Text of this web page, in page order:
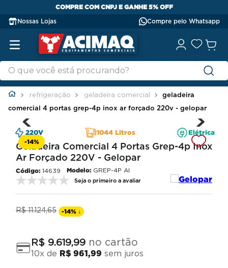
COMPRE COM CNPJ E GANHE 5% OFF
Nossas Lojas Compre pelo Whatsapp
refrigeração geladeira comercial
geladeira
comercial 4 portas grep-4p inox ar forçado 220v - gelopar
220V 1044 Litros Elétrica
-14%
Geladeira Comercial 4 Portas Grep-4p Inox
Ar Forçado 220V - Gelopar
14639 Modelo: GREP-4P AI
Seja o primeiro a avaliar
R$ 11.124,65 -14% ↓
R$ 9.619,99 no cartão
10x de R$ 961,99 sem juros